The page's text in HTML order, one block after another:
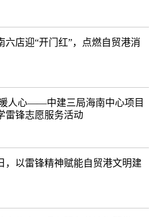
店迎“开门红”，点燃自贸港消
人心——中建三局海南中心项目
雷锋志愿服务活动
，以雷锋精神赋能自贸港文明建